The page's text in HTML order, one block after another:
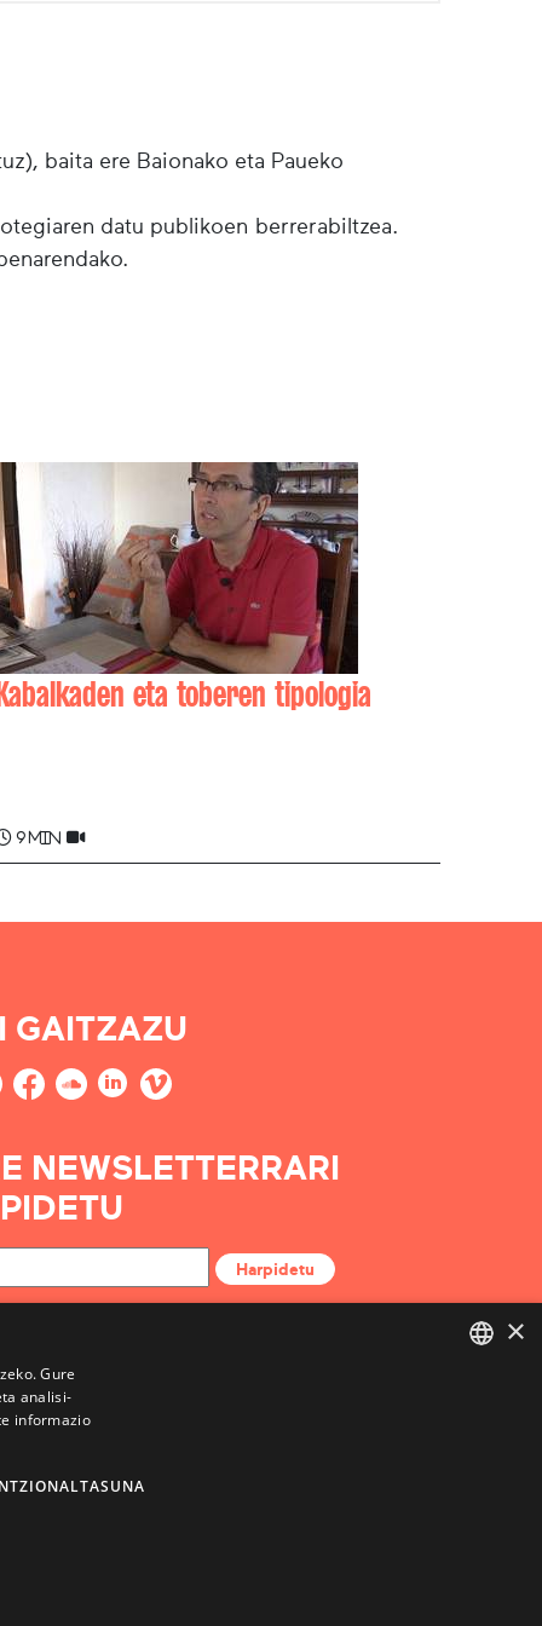
baita ere Baionako eta Paueko
datu publikoen berrerabiltzea.
eta toberen tipologia
9 min
GAITZAZU
NEWSLETTERRARI
Harpidetu
×
Gure
analisi-
informazio